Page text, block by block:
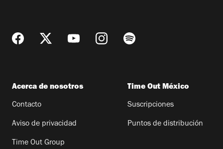
Acerca de nosotros
Contacto
Aviso de privacidad
Time Out Group
Time Out México
Suscripciones
Puntos de distribución